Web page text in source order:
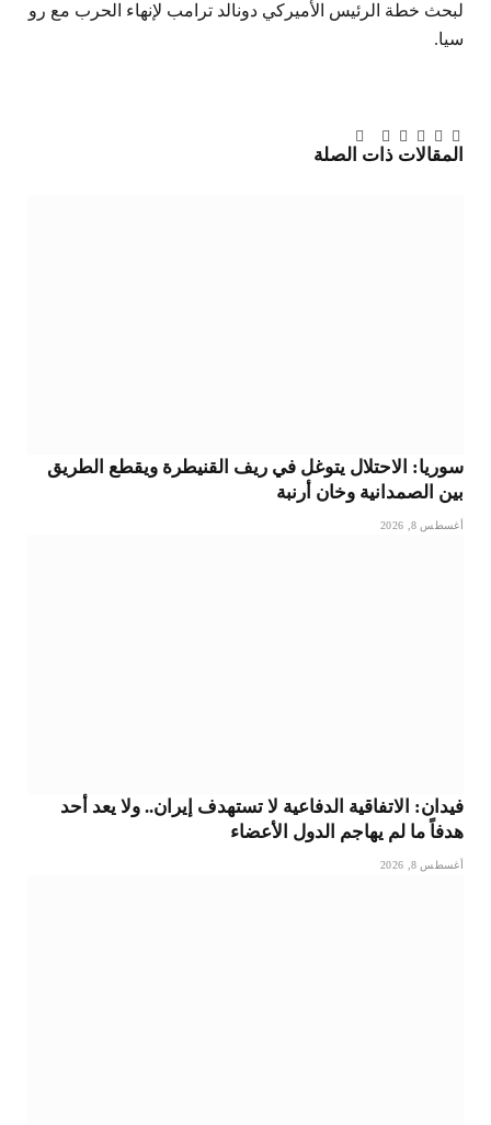
لبحث خطة الرئيس الأميركي دونالد ترامب لإنهاء الحرب مع رو
سيا.
فيسبوك
تويتربينتيريست
لينكدإن
Tumblr
تيلقرام
البريد
الإلكتروني
المقالات ذات الصلة
سوريا: الاحتلال يتوغل في ريف القنيطرة ويقطع الطريق
بين الصمدانية وخان أرنبة
أغسطس 8, 2026
فيدان: الاتفاقية الدفاعية لا تستهدف إيران.. ولا يعد أحد
هدفاً ما لم يهاجم الدول الأعضاء
أغسطس 8, 2026